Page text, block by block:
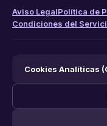
Funciones
Aviso LegalPolítica de
Condiciones del
Cookies Analíticas